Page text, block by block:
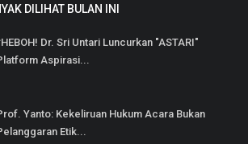
DILIHAT BULAN INI
Dr. Sri Untari Luncurkan "ASTARI"
Aspirasi...
Yanto: Kekeliruan Hukum Acara Bukan
Etik...